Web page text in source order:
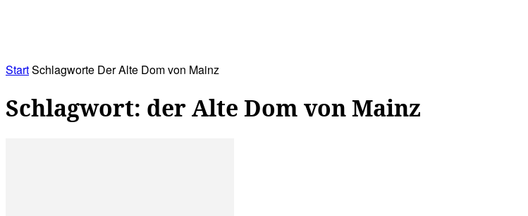
StartSchlagworte Der Alte Dom von Mainz
Schlagwort: der Alte Dom von Mainz